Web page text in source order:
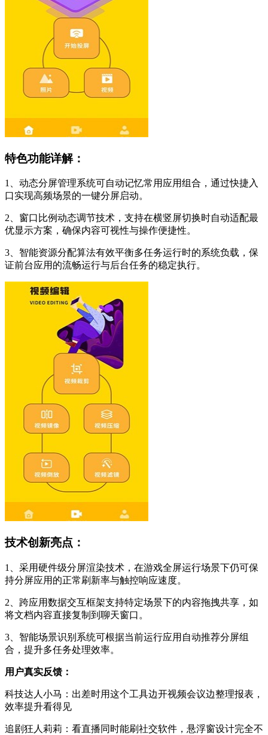
特色功能详解：
1、动态分屏管理系统可自动记忆常用应用组合，通过快捷入
口实现高频场景的一键分屏启动。
2、窗口比例动态调节技术，支持在横竖屏切换时自动适配最
优显示方案，确保内容可视性与操作便捷性。
3、智能资源分配算法有效平衡多任务运行时的系统负载，保
证前台应用的流畅运行与后台任务的稳定执行。
技术创新亮点：
1、采用硬件级分屏渲染技术，在游戏全屏运行场景下仍可保
持分屏应用的正常刷新率与触控响应速度。
2、跨应用数据交互框架支持特定场景下的内容拖拽共享，如
将文档内容直接复制到聊天窗口。
3、智能场景识别系统可根据当前运行应用自动推荐分屏组
合，提升多任务处理效率。
用户真实反馈：
科技达人小马：出差时用这个工具边开视频会议边整理报表，
效率提升看得见
追剧狂人莉莉：看直播同时能刷社交软件，悬浮窗设计完全不